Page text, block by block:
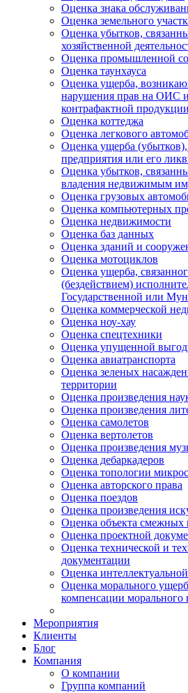
Оценка знака
Оценка земельного
Оценка убытков,
хозяйственной
Оценка промышленной
Оценка таунхауса
Оценка ущерба,
нарушения прав на ОИС и
контрафактной продукции
Оценка коттеджа
Оценка легкового
Оценка ущерба
предприятия или его
Оценка убытков,
владения недвижимым
Оценка грузовых
Оценка компьютерных
Оценка недвижимости
Оценка баз данных
Оценка зданий и
Оценка мотоциклов
Оценка ущерба,
(бездействием)
Государственной или
Оценка коммерческой
Оценка ноу-хау
Оценка спецтехники
Оценка упущенной
Оценка авиатранспорта
Оценка зеленых
территории
Оценка произведения
Оценка произведения
Оценка самолетов
Оценка вертолетов
Оценка произведения
Оценка дебаркадеров
Оценка топологии
Оценка авторского права
Оценка поездов
Оценка произведения
Оценка объекта смежных
Оценка проектной
Оценка технической и
документации
Оценка
Оценка морального
компенсации морального
Мероприятия
Клиенты
Блог
Компания
О компании
Группа компаний